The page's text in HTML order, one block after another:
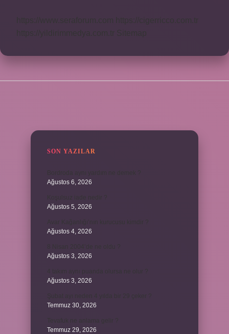
SON YAZILAR
Ağustos 6, 2026
Ağustos 5, 2026
Ağustos 4, 2026
Ağustos 3, 2026
Ağustos 3, 2026
Temmuz 30, 2026
Temmuz 29, 2026